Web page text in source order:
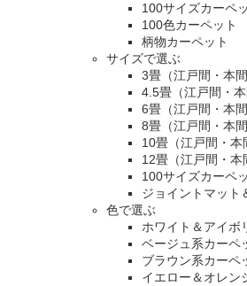
100サイズカーペ
100色カーペット
柄物カーペット
サイズで選ぶ
3畳（江戸間・本
4.5畳（江戸間・
6畳（江戸間・本
8畳（江戸間・本
10畳（江戸間・本
12畳（江戸間・本
100サイズカーペ
ジョイントマット
色で選ぶ
ホワイト＆アイボ
ベージュ系カーペ
ブラウン系カーペ
イエロー＆オレン